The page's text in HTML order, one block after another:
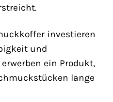
investieren
und
ein Produkt,
lange